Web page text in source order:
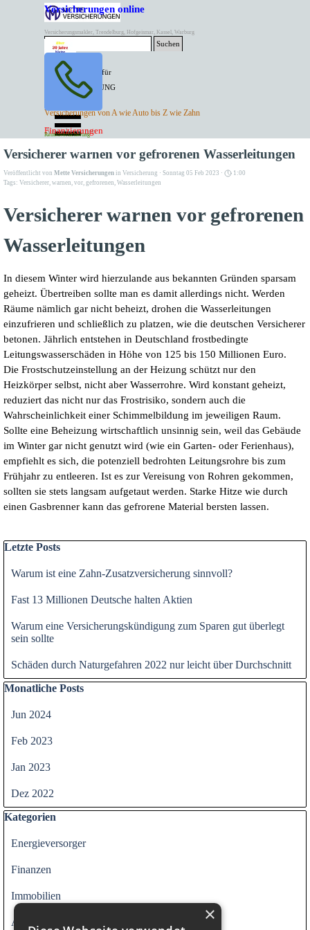
Direkt zum Seiteninhalt
Versicherungen online
Versicherungsmakler, Trendelburg, Hofgeismar, Kassel, Warburg
BESTER PREIS für
SPITZEN LEISTUNG
ANGEBOTE
Versicherungen von A wie Auto bis Z wie Zahn
Kontakt Tel. 05671/7799991
Mette Versicherungen
Suchen
Versicherungen
Finanzierungen
Rentenversicherung
Menü überspringen
Versicherer warnen vor gefrorenen Wasserleitungen
Veröffentlicht von Mette Versicherungen in Versicherung · Sonntag 05 Feb 2023 ·
1:00
Tags: Versicherer, warnen, vor, gefrorenen, Wasserleitungen
Versicherer warnen vor gefrorenen
Wasserleitungen
In diesem Winter wird hierzulande aus bekannten Gründen sparsam
geheizt. Übertreiben sollte man es damit allerdings nicht. Werden
Räume nämlich gar nicht beheizt, drohen die Wasserleitungen
einzufrieren und schließlich zu platzen, wie die deutschen Versicherer
betonen. Jährlich entstehen in Deutschland frostbedingte
Leitungswasserschäden in Höhe von 125 bis 150 Millionen Euro.
Die Frostschutzeinstellung an der Heizung schützt nur den
Heizkörper selbst, nicht aber Wasserrohre. Wird konstant geheizt,
reduziert das nicht nur das Frostrisiko, sondern auch die
Wahrscheinlichkeit einer Schimmelbildung im jeweiligen Raum.
Sollte eine Beheizung wirtschaftlich unsinnig sein, weil das Gebäude
im Winter gar nicht genutzt wird (wie ein Garten- oder Ferienhaus),
empfiehlt es sich, die potenziell bedrohten Leitungsrohre bis zum
Frühjahr zu entleeren. Ist es zur Vereisung von Rohren gekommen,
sollten sie stets langsam aufgetaut werden. Starke Hitze wie durch
einen Gasbrenner kann das gefrorene Material bersten lassen.
Block überspringen Letzte Posts
Letzte Posts
Warum ist eine Zahn-Zusatzversicherung sinnvoll?
Fast 13 Millionen Deutsche halten Aktien
Warum eine Versicherungskündigung zum Sparen gut überlegt
sein sollte
Schäden durch Naturgefahren 2022 nur leicht über Durchschnitt
Block überspringen Monatliche Posts
Monatliche Posts
Jun 2024
Feb 2023
Jan 2023
Dez 2022
Block überspringen Kategorien
Kategorien
Energieversorger
Finanzen
Immobilien
Alle Kategorien ×